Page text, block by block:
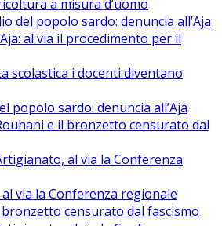
a misura d’uomo
del popolo sardo: denuncia all’Aja
al via il procedimento per il
scolastica i docenti diventano
popolo sardo: denuncia all’Aja
e il bronzetto censurato dal
al via la Conferenza
via la Conferenza regionale
censurato dal fascismo